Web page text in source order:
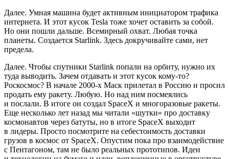
Далее. Умная машина будет активным инициатором трафика
интернета. И этот кусок Tesla тоже хочет оставить за собой.
Но они пошли дальше. Всемирный охват. Любая точка
планеты. Создается Starlink. Здесь докручивайте сами, нет
предела.
Далее. Чтобы спутники Starlink попали на орбиту, нужно их
туда выводить. Зачем отдавать и этот кусок кому-то?
Роскосмос? В начале 2000-х Маск прилетал в Россию и просил
продать ему ракету. Любую. Но над ним посмеялись
и послали. В итоге он создал SpaceX и многоразовые ракеты.
Еще несколько лет назад мы читали «шутки» про доставку
космонавтов через батуты, но в итоге SpaceX выходит
в лидеры. Просто посмотрите на себестоимость доставки
грузов в космос от SpaceX. Опустим пока про взаимодействие
с Пентагоном, там не было реальных прототипов. Идеи